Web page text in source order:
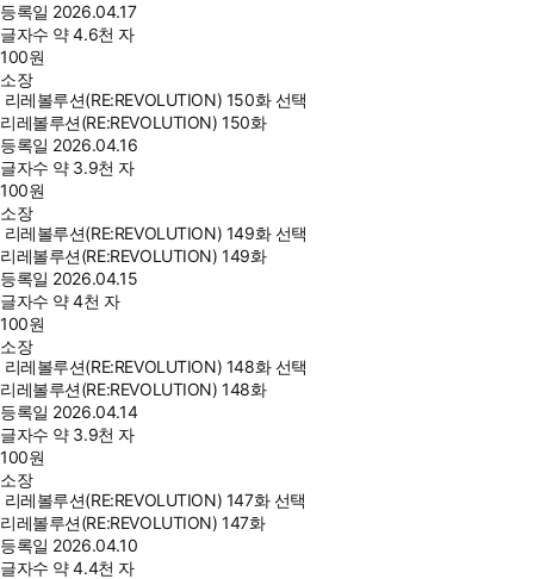
등록일 2026.04.17
글자수 약 4.6천 자
100원
소장
리레볼루션(RE:REVOLUTION) 150화 선택
리레볼루션(RE:REVOLUTION) 150화
등록일 2026.04.16
글자수 약 3.9천 자
100원
소장
리레볼루션(RE:REVOLUTION) 149화 선택
리레볼루션(RE:REVOLUTION) 149화
등록일 2026.04.15
글자수 약 4천 자
100원
소장
리레볼루션(RE:REVOLUTION) 148화 선택
리레볼루션(RE:REVOLUTION) 148화
등록일 2026.04.14
글자수 약 3.9천 자
100원
소장
리레볼루션(RE:REVOLUTION) 147화 선택
리레볼루션(RE:REVOLUTION) 147화
등록일 2026.04.10
글자수 약 4.4천 자